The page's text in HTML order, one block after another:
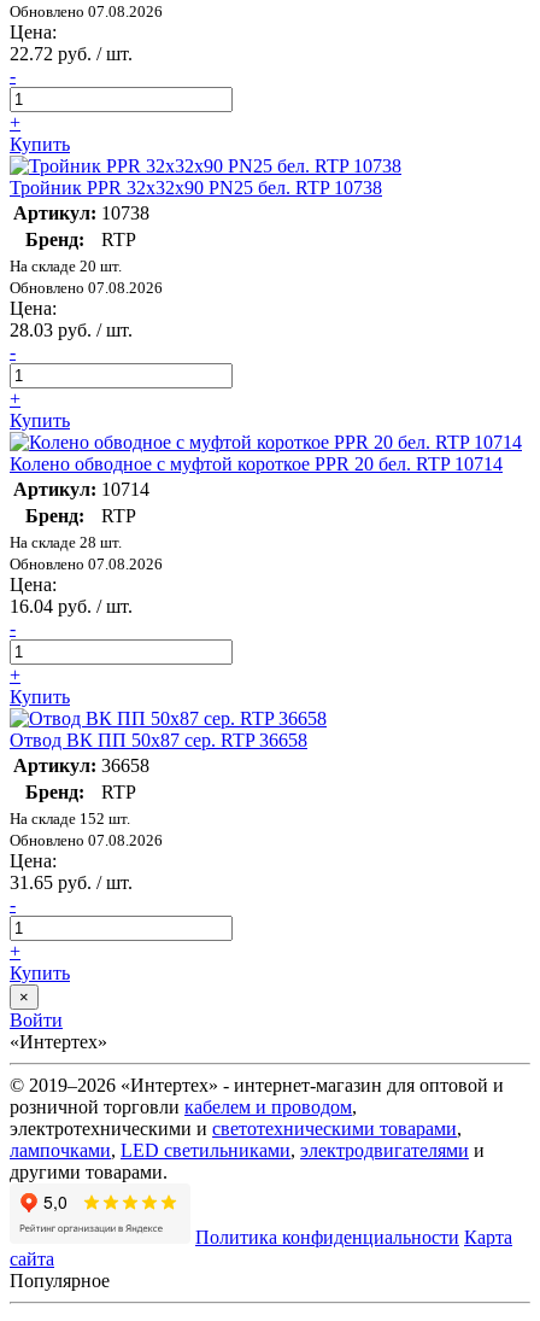
Обновлено 07.08.2026
Цена:
22.72 руб. / шт.
-
+
Купить
Тройник PPR 32х32х90 PN25 бел. RTP 10738
Артикул: 10738
Бренд:
RTP
На складе 20 шт.
Обновлено 07.08.2026
Цена:
28.03 руб. / шт.
-
+
Купить
Колено обводное с муфтой короткое PPR 20 бел. RTP 10714
Артикул: 10714
Бренд:
RTP
На складе 28 шт.
Обновлено 07.08.2026
Цена:
16.04 руб. / шт.
-
+
Купить
Отвод ВК ПП 50х87 сер. RTP 36658
Артикул: 36658
Бренд:
RTP
На складе 152 шт.
Обновлено 07.08.2026
Цена:
31.65 руб. / шт.
-
+
Купить
×
Войти
«Интертех»
© 2019–2026 «Интертех» - интернет-магазин для оптовой и
розничной торговли кабелем и проводом,
электротехническими и светотехническими товарами,
лампочками, LED светильниками, электродвигателями и
другими товарами.
Политика конфиденциальности Карта
сайта
Популярное